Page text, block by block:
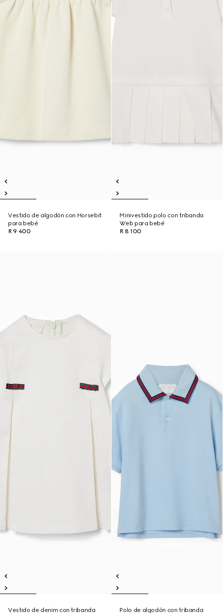
Vestido de algodón con Horsebit
para bebé
R 9 400
Minivestido polo con tribanda
Web para bebé
R 8 100
Vestido de denim con tribanda
Polo de algodón con tribanda